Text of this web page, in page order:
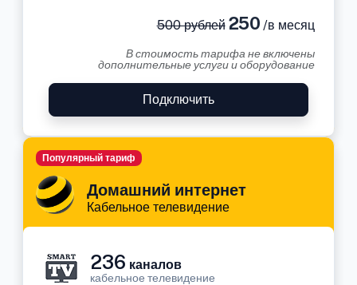
500 рублей250 /в месяц
В стоимость тарифа не включены
дополнительные услуги и оборудование
Подключить
Домашний интернет
Кабельное телевидение
Популярный тариф
236 каналов
кабельное телевидение